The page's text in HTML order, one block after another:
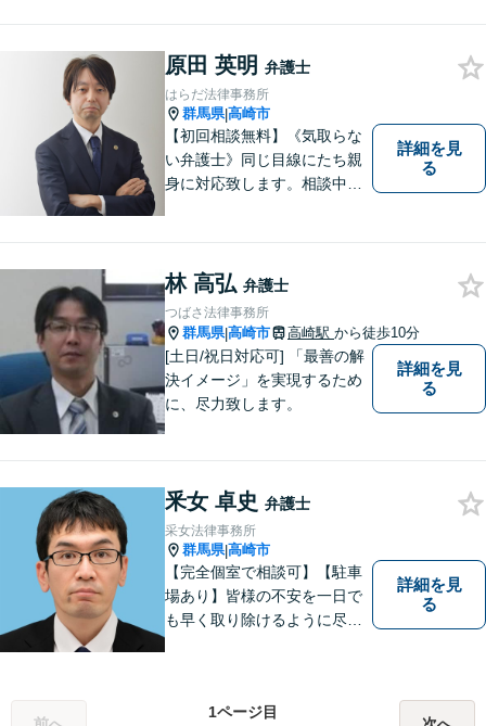
原田 英明 弁護士
はらだ法律事務所
群馬県|高崎市
【初回相談無料】《気取らな
い弁護士》同じ目線にたち親
身に対応致します。相談中も
い合わせください。
詳細を見
る
林 高弘 弁護士
つばさ法律事務所
群馬県|高崎市 高崎駅 から徒歩10分
[土日/祝日対応可] 「最善の解
決イメージ」を実現するため
に、尽力致します。
詳細を見
る
釆女 卓史 弁護士
采女法律事務所
群馬県|高崎市
【完全個室で相談可】【駐車
場あり】皆様の不安を一日で
も早く取り除けるように尽力
詳細を見
る
1ページ目